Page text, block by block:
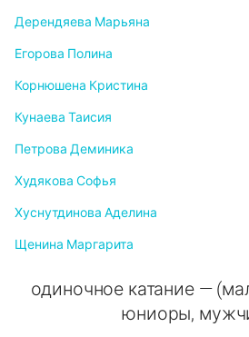
Дерендяева Марьяна
Егорова Полина
Корнюшена Кристина
Кунаева Таисия
Петрова Деминика
Худякова Софья
Хуснутдинова Аделина
Щенина Маргарита
одиночное катание —
юниоры,